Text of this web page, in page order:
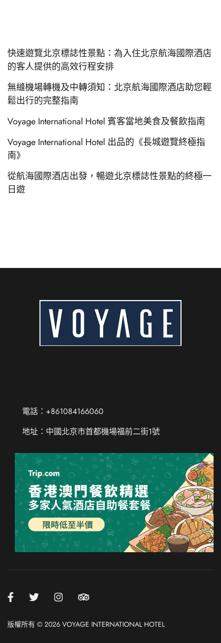
快速遊覽北京標誌性景點：為入住北京航海國際酒店
的客人提供的高效行程安排
無縫機場轉機及中轉須知：北京航海國際酒店助您輕
鬆出行的完整指南
Voyage International Hotel 賓客當地美食及餐飲指南
Voyage International Hotel 出品的《長城遊覽終極指
南》
從航海國際酒店出發，暢遊北京標誌性景點的終極一
日遊
電話：+861084166060
地址：中國北京市首都機場福前二街1號
版權所有 © 2026 VOYAGE INTERNATIONAL HOTEL
German
Russian
Thai
Chinese (Taiwan)